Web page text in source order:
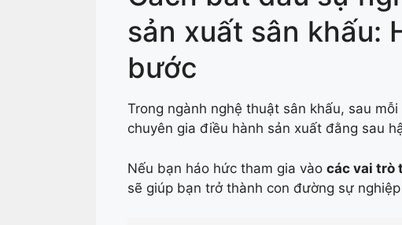
sản xuất sân khấu:
bước
Trong ngành nghệ thuật sân khấu, sau
chuyên gia điều hành sản xuất đằng sau
Nếu bạn háo hức tham gia vào các vai trò
sẽ giúp bạn trở thành con đường sự